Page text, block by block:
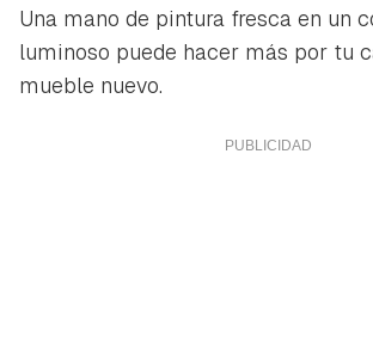
Una mano de pintura fresca en un
luminoso puede hacer más por tu
mueble nuevo.